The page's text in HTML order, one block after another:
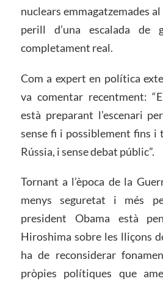
nuclears emmagatzemades
perill d’una escalada de
completament real.
Com a expert en política
va comentar recentment:
està preparant l’escenari
sense fi i possiblement fins i
Rússia, i sense debat públic”.
Tornant a l’època de la
menys seguretat i més
president Obama està
Hiroshima sobre les lliçons
ha de reconsiderar
pròpies polítiques que